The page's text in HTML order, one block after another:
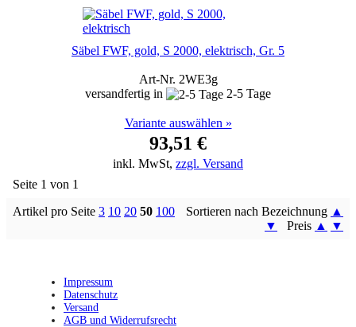
Säbel FWF, gold, S 2000, elektrisch, Gr. 5
Art-Nr. 2WE3g
versandfertig in
2-5 Tage
Variante auswählen »
93,51 €
inkl. MwSt, zzgl. Versand
Seite 1 von 1
Artikel pro Seite 3 10 20 50 100 Sortieren nach Bezeichnung ▲
▼
Preis ▲ ▼
Impressum
Datenschutz
Versand
AGB und Widerrufsrecht